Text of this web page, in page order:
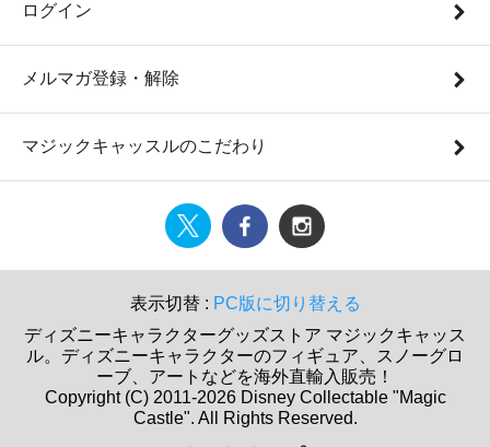
ログイン
メルマガ登録・解除
マジックキャッスルのこだわり
表示切替 : PC版に切り替える
ディズニーキャラクターグッズストア マジックキャッス
ル。ディズニーキャラクターのフィギュア、スノーグロ
ーブ、アートなどを海外直輸入販売！
Copyright (C) 2011-2026 Disney Collectable "Magic
Castle". All Rights Reserved.